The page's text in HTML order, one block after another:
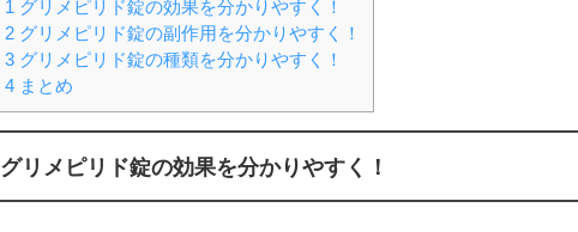
1 グリメピリド錠の効果を分かりやすく！
2 グリメピリド錠の副作用を分かりやすく！
3 グリメピリド錠の種類を分かりやすく！
4 まとめ
グリメピリド錠の効果を分かりやすく！